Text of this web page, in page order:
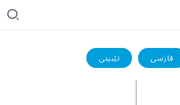
تێبینی فارسی